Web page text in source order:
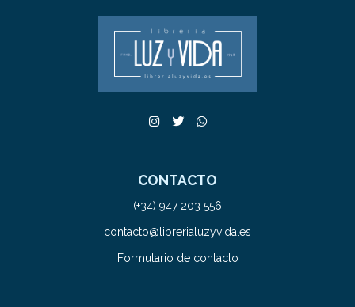
CONTACTO
(+34) 947 203 556
contacto@librerialuzyvida.es
Formulario de contacto